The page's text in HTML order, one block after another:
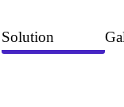
Solution